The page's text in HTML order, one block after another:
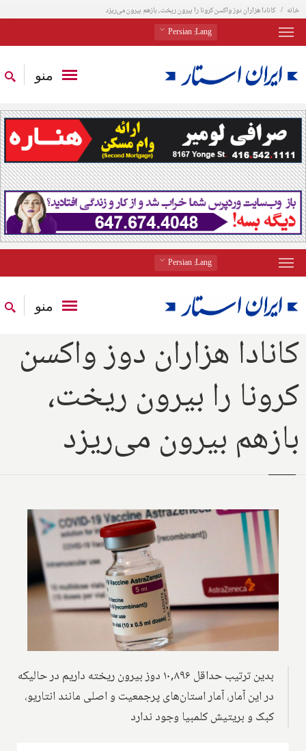
خانه کانادا هزاران دوز واکسن کرونا را بیرون ریخت، بازهم بیرون می‌ریزد
Lang
: Persian
منو
Lang
: Persian
منو
کانادا هزاران دوز واکسن
کرونا را بیرون ریخت،
بازهم بیرون می‌ریزد
بدین ترتیب حداقل ۱۰,۸۹۶ دوز بیرون ریخته داریم در حالیکه
در این آمار، آمار استان‌های پرجمعیت و اصلی مانند انتاریو،
کبک و بریتیش کلمبیا وجود ندارد